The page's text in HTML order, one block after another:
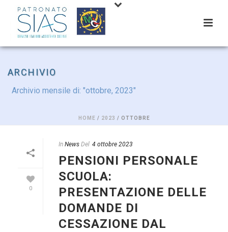
ARCHIVIO
Archivio mensile di: "ottobre, 2023"
HOME / 2023 / OTTOBRE
0
In News Del 4 ottobre 2023
PENSIONI PERSONALE
SCUOLA:
PRESENTAZIONE DELLE
DOMANDE DI
CESSAZIONE DAL